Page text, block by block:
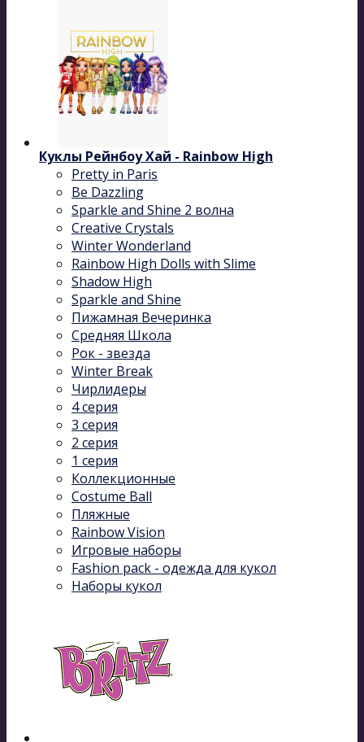
Куклы Рейнбоу Хай - Rainbow High
Pretty in Paris
Be Dazzling
Sparkle and Shine 2 волна
Сreative Сrystals
Winter Wonderland
Rainbow High Dolls with Slime
Shadow High
Sparkle and Shine
Пижамная Вечеринка
Средняя Школа
Рок - звезда
Winter Break
Чирлидеры
4 серия
3 серия
2 серия
1 серия
Коллекционные
Costume Ball
Пляжные
Rainbow Vision
Игровые наборы
Fashion pack - одежда для кукол
Наборы кукол